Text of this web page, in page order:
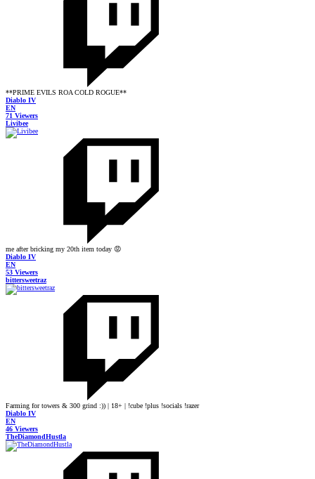
**PRIME EVILS ROA COLD ROGUE**
Diablo IV
EN
71 Viewers
Livibee
me after bricking my 20th item today 😡
Diablo IV
EN
53 Viewers
bittersweetraz
Farming for towers & 300 grind :)) | 18+ | !cube !plus !socials !razer
Diablo IV
EN
46 Viewers
TheDiamondHustla